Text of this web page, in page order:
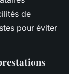
de
pour éviter